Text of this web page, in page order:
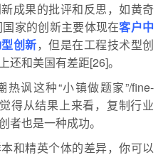
成果的批评和反思，如黄奇
家的创新主要体现在客户中
创新，但是在工程技术型创
还和美国有差距[26]。
讽这种“小镇做题家”/fine-
得从结果上来看，复制行业
者也是一种成功。
和精英个体的差异，你可以